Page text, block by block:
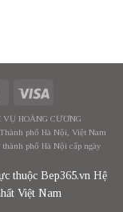
HOÀNG CƯƠNG
phố Hà Nội, Việt Nam
phố Hà Nội cấp ngày
thuộc Bep365.vn Hệ
Việt Nam